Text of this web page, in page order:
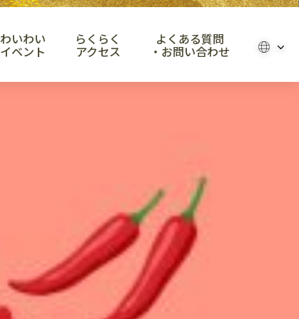
わいわい
イベント
らくらく
アクセス
よくある質問
・お問い合わせ